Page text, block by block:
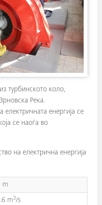
турбинското коло,
Река.
енергија се
се наоѓа во
на електрична енергија
m
m3/s